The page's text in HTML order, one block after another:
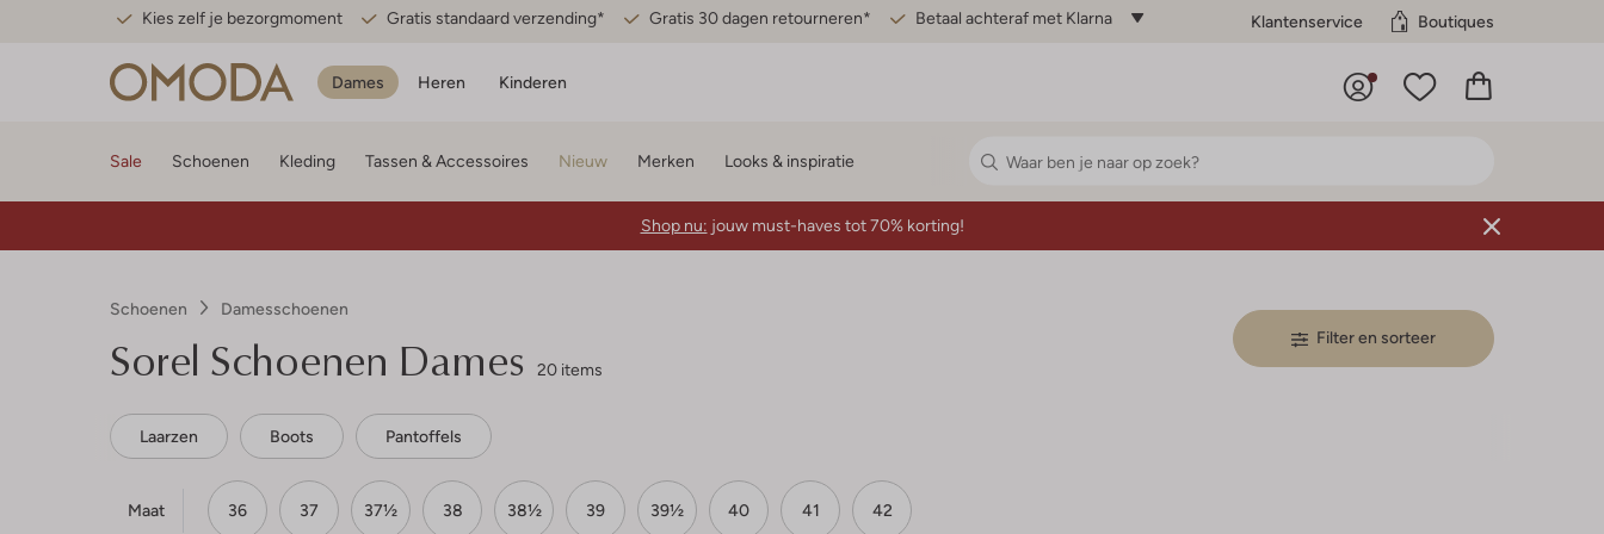
Kies zelf je bezorgmoment Gratis standaard verzending* Gratis 30 dagen retourneren* Betaal achteraf met Klarna Klantenservice Boutiques
Dames Heren Kinderen
Sale Schoenen Kleding Tassen & Accessoires Nieuw Merken Looks & inspiratie
Shop nu: jouw must-haves tot 70% korting!
Schoenen Damesschoenen
Sorel Schoenen Dames 20 items
Filter en sorteer
Laarzen Boots Pantoffels
Maat 36 37 37½ 38 38½ 39 39½ 40 41 42